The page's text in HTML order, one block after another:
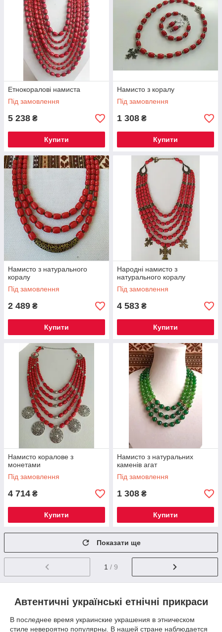
Етнокоралові намиста
Під замовлення
5 238 ₴
Купити
Намисто з коралу
Під замовлення
1 308 ₴
Купити
Намисто з натурального
коралу
Під замовлення
2 489 ₴
Купити
Народні намисто з
натурального коралу
Під замовлення
4 583 ₴
Купити
Намисто коралове з
монетами
Під замовлення
4 714 ₴
Купити
Намисто з натуральних
каменів агат
Під замовлення
1 308 ₴
Купити
Показати ще
1 / 9
Автентичні українські етнічні прикраси
В последнее время украинские украшения в этническом
стиле невероятно популярны. В нашей стране наблюдается